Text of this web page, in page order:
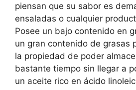
piensan que su sabor es
ensaladas o cualquier
Posee un bajo contenido en
un gran contenido de grasas
la propiedad de poder
bastante tiempo sin llegar a
un aceite rico en ácido